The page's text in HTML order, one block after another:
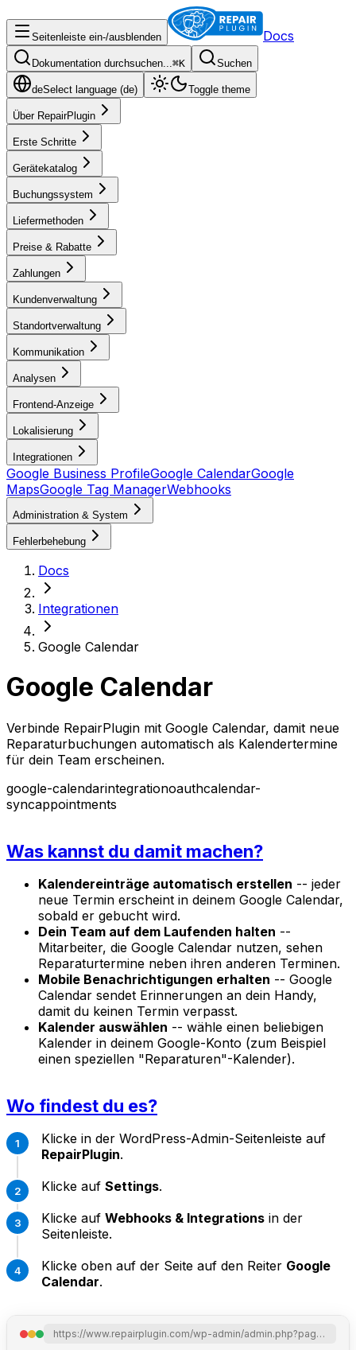
Seitenleiste ein-/ausblenden Docs
Dokumentation durchsuchen...⌘K Suchen
deSelect language (de) Toggle theme
Über RepairPlugin
Erste Schritte
Gerätekatalog
Buchungssystem
Liefermethoden
Preise & Rabatte
Zahlungen
Kundenverwaltung
Standortverwaltung
Kommunikation
Analysen
Frontend-Anzeige
Lokalisierung
Integrationen
Google Business ProfileGoogle CalendarGoogle
MapsGoogle Tag ManagerWebhooks
Administration & System
Fehlerbehebung
Docs
Integrationen
Google Calendar
Google Calendar
Verbinde RepairPlugin mit Google Calendar, damit neue
Reparaturbuchungen automatisch als Kalendertermine
für dein Team erscheinen.
google-calendarintegrationoauthcalendar-
syncappointments
Was kannst du damit machen?
Kalendereinträge automatisch erstellen -- jeder
neue Termin erscheint in deinem Google Calendar,
sobald er gebucht wird.
Dein Team auf dem Laufenden halten --
Mitarbeiter, die Google Calendar nutzen, sehen
Reparaturtermine neben ihren anderen Terminen.
Mobile Benachrichtigungen erhalten -- Google
Calendar sendet Erinnerungen an dein Handy,
damit du keinen Termin verpasst.
Kalender auswählen -- wähle einen beliebigen
Kalender in deinem Google-Konto (zum Beispiel
einen speziellen "Reparaturen"-Kalender).
Wo findest du es?
Klicke in der WordPress-Admin-Seitenleiste auf
RepairPlugin.
Klicke auf Settings.
Klicke auf Webhooks & Integrations in der
Seitenleiste.
Klicke oben auf der Seite auf den Reiter Google
Calendar.
https://www.repairplugin.com/wp-admin/admin.php?page=wp_repair_settings&section=webhooks